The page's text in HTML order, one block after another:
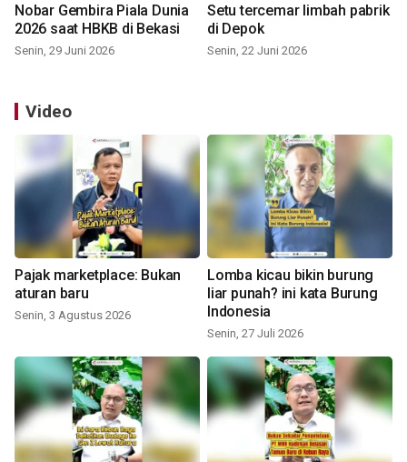
Nobar Gembira Piala Dunia
2026 saat HBKB di Bekasi
Senin, 29 Juni 2026
Setu tercemar limbah pabrik
di Depok
Senin, 22 Juni 2026
Video
Pajak marketplace: Bukan
aturan baru
Senin, 3 Agustus 2026
Lomba kicau bikin burung
liar punah? ini kata Burung
Indonesia
Senin, 27 Juli 2026